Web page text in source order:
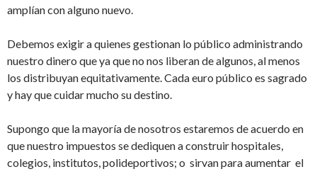
amplían con alguno nuevo.
Debemos exigir a quienes gestionan lo público administrando
nuestro dinero que ya que no nos liberan de algunos, al menos
los distribuyan equitativamente. Cada euro público es sagrado
y hay que cuidar mucho su destino.
Supongo que la mayoría de nosotros estaremos de acuerdo en
que nuestro impuestos se dediquen a construir hospitales,
colegios, institutos, polideportivos; o sirvan para aumentar el